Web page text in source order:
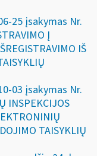
25 įsakymas Nr.
Į
IŠ
03 įsakymas Nr.
INSPEKCIJOS
TAISYKLIŲ